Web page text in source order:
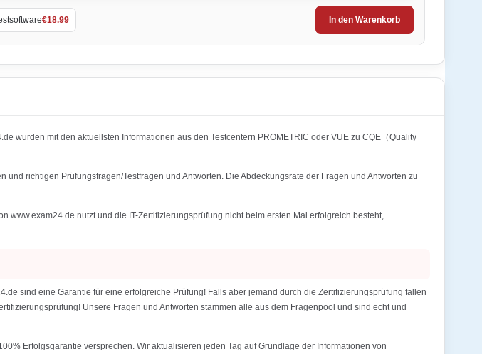
€18.99 In den Warenkorb
wurden mit den aktuellsten Informationen aus den Testcentern PROMETRIC oder VUE zu CQE（Quality
richtigen Prüfungsfragen/Testfragen und Antworten. Die Abdeckungsrate der Fragen und Antworten zu
www.exam24.de nutzt und die IT-Zertifizierungsprüfung nicht beim ersten Mal erfolgreich besteht,
sind eine Garantie für eine erfolgreiche Prüfung! Falls aber jemand durch die Zertifizierungsprüfung fallen
Unsere Fragen und Antworten stammen alle aus dem Fragenpool und sind echt und
Erfolgsgarantie versprechen. Wir aktualisieren jeden Tag auf Grundlage der Informationen von